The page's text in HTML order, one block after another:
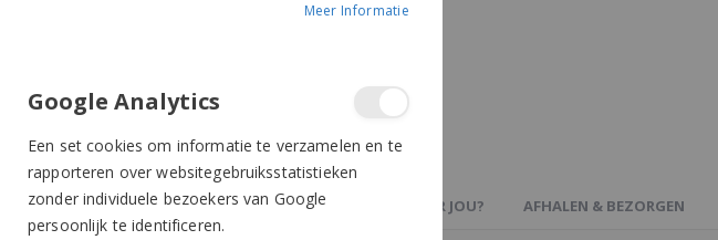
PRODUCTBESCHRIJVING OOK IETS VOOR JOU? AFHALEN & BEZORGEN
Meer Informatie
Google Analytics
Een set cookies om informatie te verzamelen en te
rapporteren over websitegebruiksstatistieken
zonder individuele bezoekers van Google
persoonlijk te identificeren.